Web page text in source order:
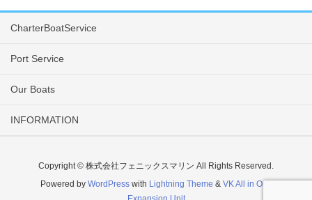
CharterBoatService
Port Service
Our Boats
INFORMATION
Copyright © 株式会社フェニックスマリン All Rights Reserved.
Powered by WordPresswith Lightning Theme & VK All in One